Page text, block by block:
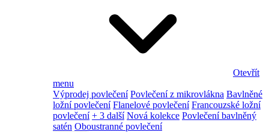
Otevřít
menu
Výprodej povlečení Povlečení z mikrovlákna Bavlněné
ložní povlečení Flanelové povlečení Francouzské ložní
povlečení + 3 další Nová kolekce Povlečení bavlněný
satén Oboustranné povlečení